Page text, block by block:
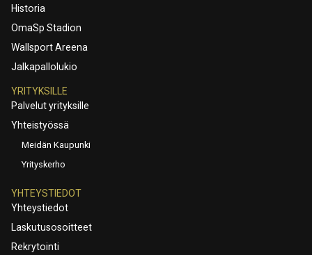
Historia
OmaSp Stadion
Wallsport Areena
Jalkapallolukio
YRITYKSILLE
Palvelut yrityksille
Yhteistyössä
Meidän Kaupunki
Yrityskerho
YHTEYSTIEDOT
Yhteystiedot
Laskutusosoitteet
Rekrytointi